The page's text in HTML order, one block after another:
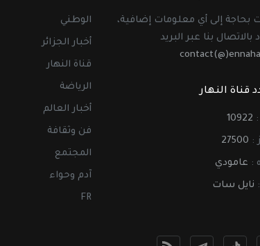
بحاجة إلى أي معلومات إضافية،
بالاتصال بنا عبر البريد
10922
:
27500
: عامودي
نايل سات
الوطني
أخبار الجزائر
قناة النهار
الرياضة
أخبار العالم
فن وثقافة
المجتمع
آدم وحواء
FR